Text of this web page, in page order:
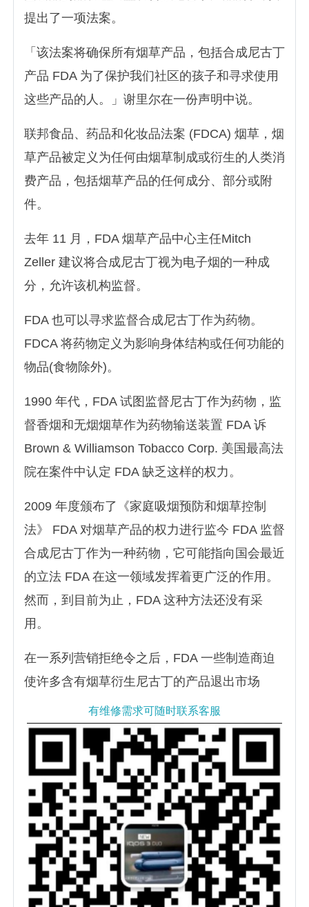
提出了一项法案。
「该法案将确保所有烟草产品，包括合成尼古丁
产品 FDA 为了保护我们社区的孩子和寻求使用
这些产品的人。」谢里尔在一份声明中说。
联邦食品、药品和化妆品法案 (FDCA) 烟草，烟
草产品被定义为任何由烟草制成或衍生的人类消
费产品，包括烟草产品的任何成分、部分或附
件。
去年 11 月，FDA 烟草产品中心主任Mitch
Zeller 建议将合成尼古丁视为电子烟的一种成
分，允许该机构监督。
FDA 也可以寻求监督合成尼古丁作为药物。
FDCA 将药物定义为影响身体结构或任何功能的
物品(食物除外)。
1990 年代，FDA 试图监督尼古丁作为药物，监
督香烟和无烟烟草作为药物输送装置 FDA 诉
Brown & Williamson Tobacco Corp. 美国最高法
院在案件中认定 FDA 缺乏这样的权力。
2009 年度颁布了《家庭吸烟预防和烟草控制
法》 FDA 对烟草产品的权力进行监今 FDA 监督
合成尼古丁作为一种药物，它可能指向国会最近
的立法 FDA 在这一领域发挥着更广泛的作用。
然而，到目前为止，FDA 这种方法还没有采
用。
在一系列营销拒绝令之后，FDA 一些制造商迫
使许多含有烟草衍生尼古丁的产品退出市场
有维修需求可随时联系客服